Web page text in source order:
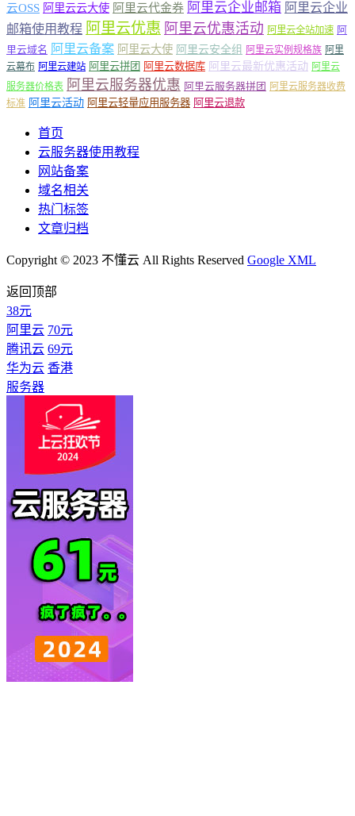
云OSS 阿里云云大使 阿里云代金券 阿里云企业邮箱 阿里云企业
邮箱使用教程 阿里云优惠 阿里云优惠活动 阿里云全站加速 阿
里云域名 阿里云备案 阿里云大使 阿里云安全组 阿里云实例规格族 阿里
云幕布 阿里云建站 阿里云拼团 阿里云数据库 阿里云最新优惠活动 阿里云
服务器价格表 阿里云服务器优惠 阿里云服务器拼团 阿里云服务器收费
标准 阿里云活动 阿里云轻量应用服务器 阿里云退款
首页
云服务器使用教程
网站备案
域名相关
热门标签
文章归档
Copyright © 2023 不懂云 All Rights Reserved Google XML
返回顶部
38元
阿里云 70元
腾讯云 69元
华为云 香港
服务器